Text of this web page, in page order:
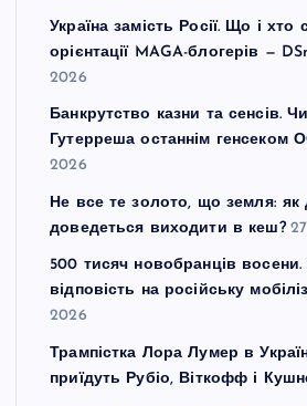
Україна замість Росії. Що і хто
орієнтації MAGA-блогерів —
2026
Банкрутство казни та сенсів.
Гутерреша останнім генсеком
2026
Не все те золото, що земля: як
доведеться виходити в кеш?
500 тисяч новобранців
відповість на російську
2026
Трампістка Лора Лумер в
приїдуть Рубіо, Віткофф і